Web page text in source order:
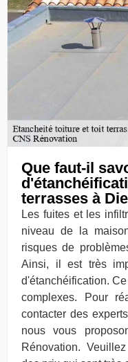
Que faut-il
terrasses à
Les fuites et les
niveau de la
risques de
Ainsi, il est très
d'étanchéification.
complexes. Pour
contacter des
nous vous
Rénovation.